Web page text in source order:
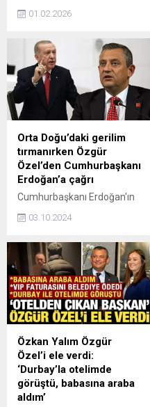
Tıp Doktorluğu 1. Dönem
başvuruları başladı.
01.02.2026
Orta Doğu’daki gerilim
tırmanırken Özgür
Özel’den Cumhurbaşkanı
Erdoğan’a çağrı
Cumhurbaşkanı Erdoğan'ın
dikecek" sözleri sorulan CHP
ilişkin TBMM'nin derhal
bilgilendirilmesi gerektiğini
dile getirdi. Bilgilendirmenin
Dışişleri, Milli Savunma ve
İçişleri Bakanları tarafından
yapılması gerektiğini
vurgulayan Özel, "Bu
oturumun kapalı oturum
şeklinde yapılmasını
önemsiyoruz. Çünkü
'İstihbarat değeri olan
03.10.2024
Özkan Yalım Özgür
Özel’i ele verdi:
‘Durbay’la otelimde
görüştü, babasına araba
aldım’